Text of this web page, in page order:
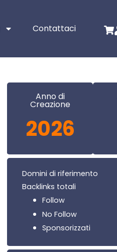
Contattaci
Anno di
Creazione
2026
Domini di riferimento
Backlinks totali
Follow
No Follow
Sponsorizzati